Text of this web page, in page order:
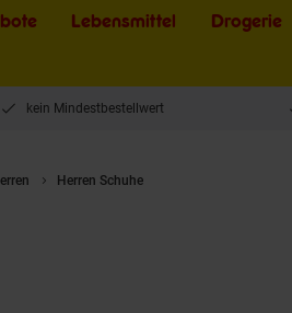
Lebensmittel Drogerie
kein Mindestbestellwert
Herren Schuhe